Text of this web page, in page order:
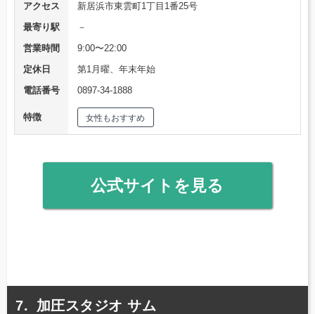
アクセス
新居浜市東雲町1丁目1番25号
最寄り駅
－
営業時間
9:00〜22:00
定休日
第1月曜、年末年始
電話番号
0897-34-1888
特徴 女性もおすすめ
公式サイトを見る
加圧スタジオ サム